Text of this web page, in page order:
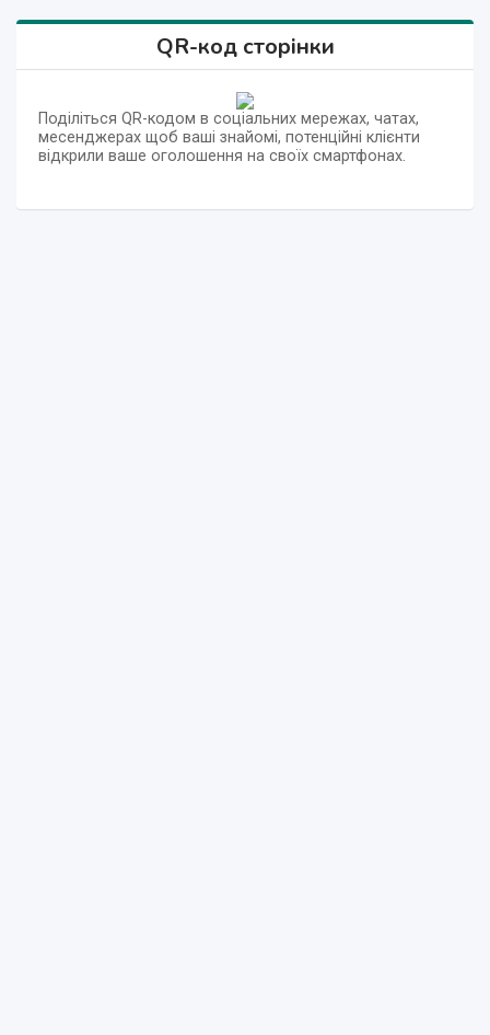
QR-код сторінки
Поділіться QR-кодом в соціальних мережах, чатах,
месенджерах щоб ваші знайомі, потенційні клієнти
відкрили ваше оголошення на своїх смартфонах.